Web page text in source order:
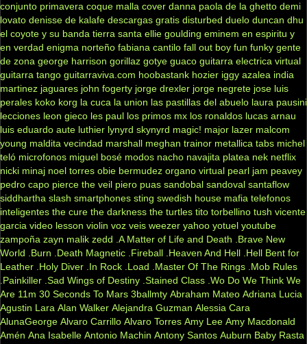
conjunto primavera coque malla cover danna paola de la ghetto demi
lovato denisse de kalafe descargas gratis disturbed duelo duncan dhu
el coyote y su banda tierra santa ellie goulding eminem en espiritu y
en verdad enigma norteño fabiana cantilo fall out boy fun funky gente
de zona george harrison gorillaz gotye guaco guitarra electrica virtual
guitarra tango guitarraviva.com hoobastank hozier iggy azalea india
martinez jaguares john fogerty jorge drexler jorge negrete jose luis
perales koko korg la cuca la union las pastillas del abuelo laura pausini
lecciones leon gieco les paul los primos mx los ronaldos lucas arnau
luis eduardo aute luthier lynyrd skynyrd magic! major lazer malcom
young maldita vecindad marshall meghan trainor metallica tabs michel
teló microfonos miguel bosé modos nacho navajita platea nek netflix
nicki minaj noel torres obie bermudez organo virtual pearl jam peavey
pedro capo pierce the veil piero puas sandobal sandoval santaflow
siddhartha slash smartphones sting swedish house mafia telefonos
inteligentes the cure the darkness the turtles tito torbellino tush vicente
garcia video lesson violin voz veis weezer yahoo yotuel youtube
zampoña zayn malik zedd .A Matter of Life and Death
.Brave New
World
.Burn .Death Magnetic .Fireball .Heaven And Hell .Hell Bent for
Leather .Holy Diver .In Rock .Load .Master Of The Rings .Mob Rules
.Painkiller .Sad Wings of Destiny .Stained Class .Wo Do We Think We
Are 11m 30 Seconds To Mars 3ballmty Abraham Mateo Adriana Lucia
Agustin Lara Alan Walker Alejandra Guzman Alessia Cara
AlunaGeorge Alvaro Carrillo Alvaro Torres Amy Lee Amy Macdonald
Amén Ana Isabelle Antonio Machin Antony Santos Auburn Baby Rasta